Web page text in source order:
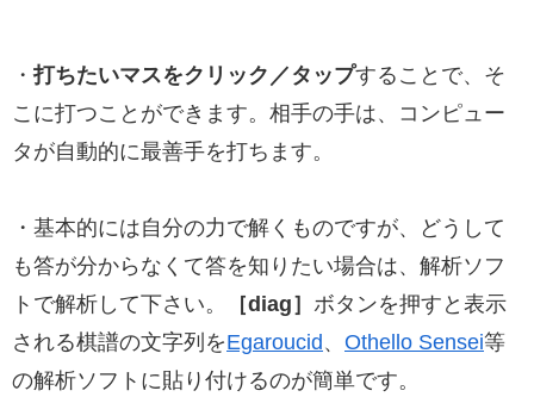
・打ちたいマスをクリック／タップすることで、そ
こに打つことができます。相手の手は、コンピュー
タが自動的に最善手を打ちます。
・基本的には自分の力で解くものですが、どうして
も答が分からなくて答を知りたい場合は、解析ソフ
トで解析して下さい。
［diag］ ボタンを押すと表示
される棋譜の文字列をEgaroucid、 Othello Sensei等
の解析ソフトに貼り付けるのが簡単です。